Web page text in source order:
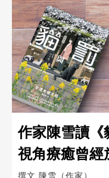
作家陳雪讀《
視角療癒曾經
撰文 陳雪（作家）